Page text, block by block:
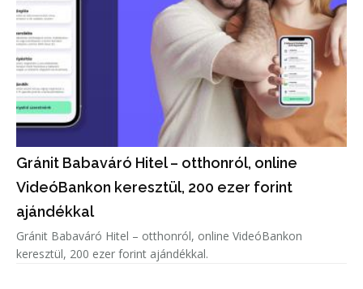
Gránit Babaváró Hitel – otthonról, online
VideóBankon keresztül, 200 ezer forint
ajándékkal
Gránit Babaváró Hitel – otthonról, online VideóBankon
keresztül, 200 ezer forint ajándékkal.